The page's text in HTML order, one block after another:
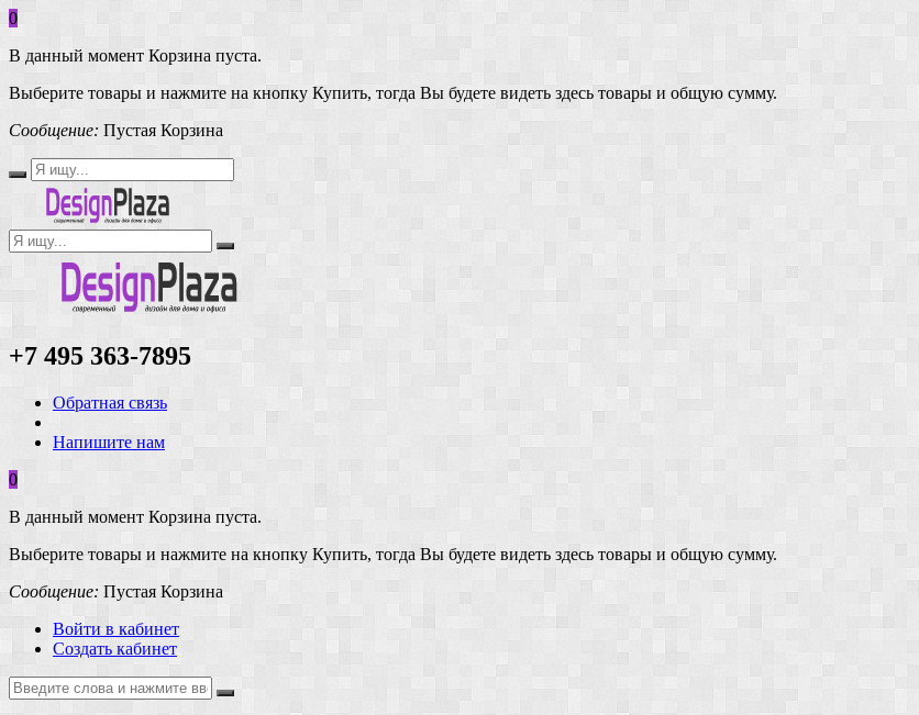
0
В данный момент Корзина пуста.
Выберите товары и нажмите на кнопку Купить, тогда Вы будете видеть здесь товары и общую сумму.
Сообщение: Пустая Корзина
+7 495 363-7895
Обратная связь
Напишите нам
0
В данный момент Корзина пуста.
Выберите товары и нажмите на кнопку Купить, тогда Вы будете видеть здесь товары и общую сумму.
Сообщение: Пустая Корзина
Войти в кабинет
Создать кабинет